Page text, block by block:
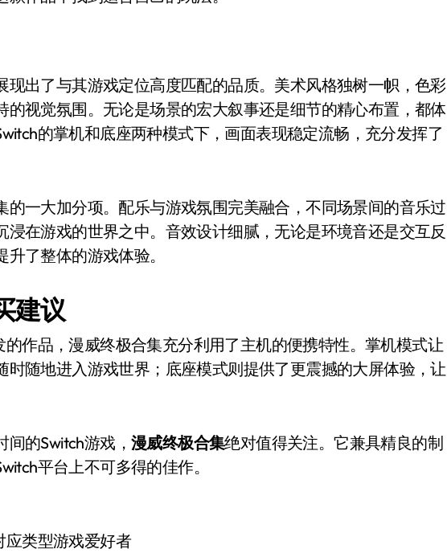
现出了与其游戏定位高度匹配的品质。美术风格独树一帜，色彩
的视觉氛围。无论是场景的宏大叙事还是细节的精心布置，都体
的掌机和底座两种模式下，画面表现稳定流畅，充分发挥了
的一大加分项。配乐与游戏氛围完美融合，不同场景间的音乐过
在游戏的世界之中。音效设计细腻，无论是环境音还是交互反
了整体的游戏体验。
建议
作品，漫威终极合集充分利用了主机的便携特性。掌机模式让
时随地进入游戏世界；底座模式则提供了更震撼的大屏体验，让
的Switch游戏， 漫威终极合集绝对值得关注。它兼具精良的制
平台上不可多得的佳作。
应类型游戏爱好者